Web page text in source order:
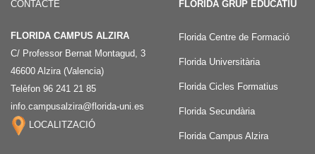
CONTACTE
FLORIDA CAMPUS ALZIRA
C/ Professor Bernat Montagud, 3
46600 Alzira (Valencia)
Telèfon 96 241 21 85
info.campusalzira@florida-uni.es
LOCALITZACIÓ
FLORIDA GRUP EDUCATIU
Florida Centre de Formació
Florida Universitària
Florida Cicles Formatius
Florida Secundària
Florida Campus Alzira